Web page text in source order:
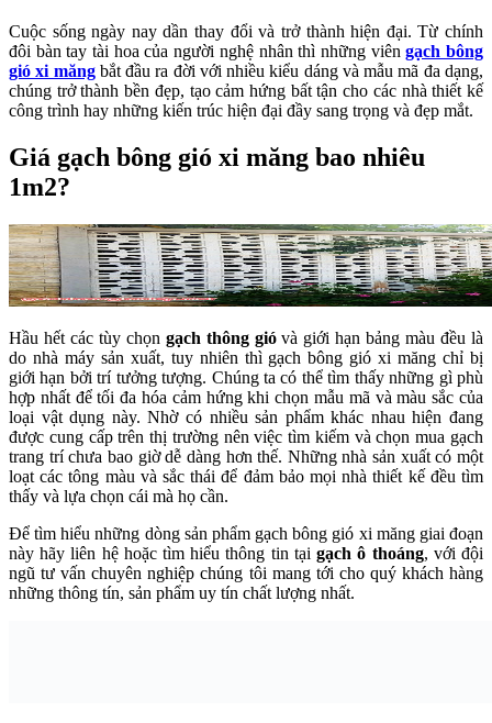
Cuộc sống ngày nay dần thay đổi và trở thành hiện đại. Từ chính
đôi bàn tay tài hoa của người nghệ nhân thì những viêngạch bông
gió xi măngbắt đầu ra đời với nhiều kiểu dáng và mẫu mã đa dạng,
chúng trở thành bền đẹp, tạo cảm hứng bất tận cho các nhà thiết kế
công trình hay những kiến trúc hiện đại đầy sang trọng và đẹp mắt.
Giá gạch bông gió xi măng bao nhiêu
1m2?
Hầu hết các tùy chọn gạch thông gióvà giới hạn bảng màu đều là
do nhà máy sản xuất, tuy nhiên thì gạch bông gió xi măng chỉ bị
giới hạn bởi trí tưởng tượng. Chúng ta có thể tìm thấy những gì phù
hợp nhất để tối đa hóa cảm hứng khi chọn mẫu mã và màu sắc của
loại vật dụng này. Nhờ có nhiều sản phẩm khác nhau hiện đang
được cung cấp trên thị trường nên việc tìm kiếm và chọn mua gạch
trang trí chưa bao giờ dễ dàng hơn thế. Những nhà sản xuất có một
loạt các tông màu và sắc thái để đảm bảo mọi nhà thiết kế đều tìm
thấy và lựa chọn cái mà họ cần.
Để tìm hiểu những dòng sản phẩm gạch bông gió xi măng giai đoạn
này hãy liên hệ hoặc tìm hiểu thông tin tạigạch ô thoáng, với đội
ngũ tư vấn chuyên nghiệp chúng tôi mang tới cho quý khách hàng
những thông tín, sản phẩm uy tín chất lượng nhất.